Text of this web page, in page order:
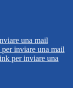
una mail
inviare una mail
per inviare una